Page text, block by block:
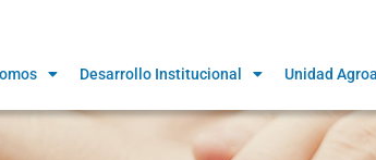
Desarrollo Institucional Unidad